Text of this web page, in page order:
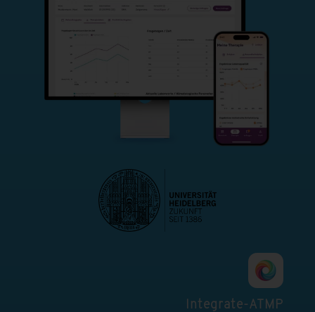
Integrate-ATMP